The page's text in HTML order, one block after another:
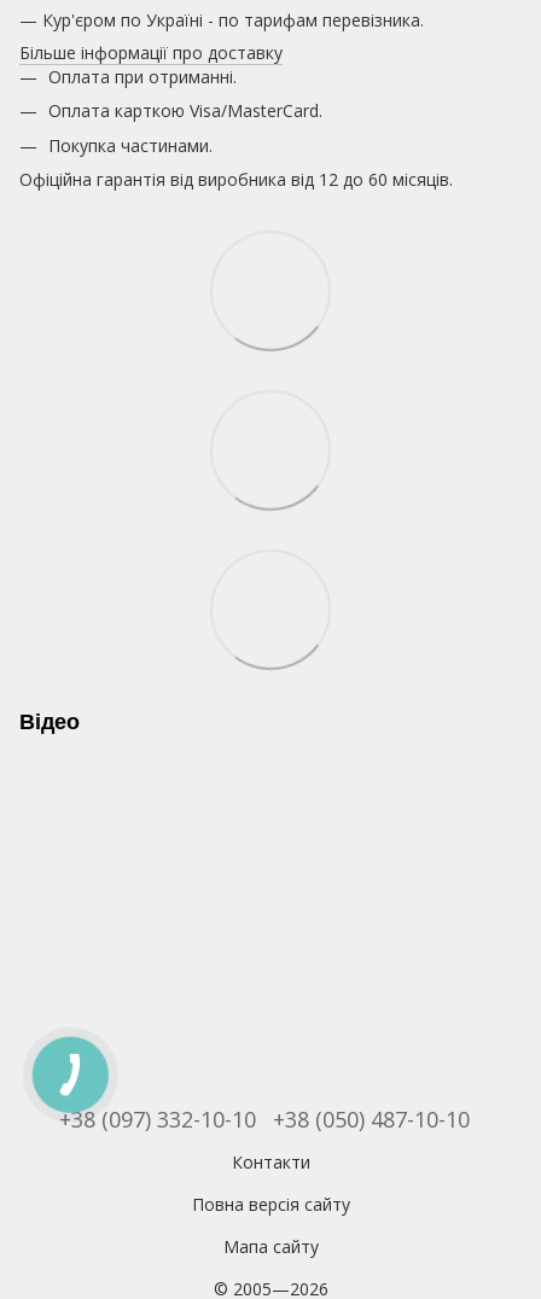
— Кур'єром по Україні - по тарифам перевізника.
Більше інформації про доставку
Оплата при отриманні.
Оплата карткою Visa/MasterCard.
Покупка частинами.
Офіційна гарантія від виробника від 12 до 60 місяців.
Відео
+38 (097) 332-10-10 +38 (050) 487-10-10
Контакти
Повна версія сайту
Мапа сайту
© 2005—2026